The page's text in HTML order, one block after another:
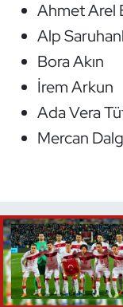
Ahmet Arel
Alp
Bora Akın
İrem Arkun
Ada Vera
Mercan
Triatlon
Voleybol
Vücut
Yüzme